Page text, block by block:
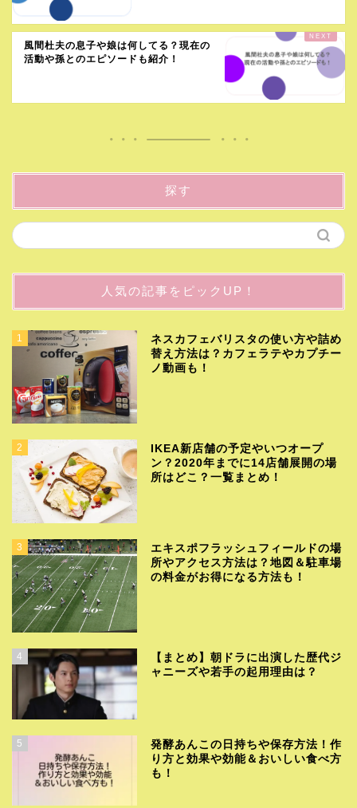
風間杜夫の息子や娘は何してる？現在の
活動や孫とのエピソードも紹介！
探す
人気の記事をピックUP！
1
ネスカフェバリスタの使い方や詰め
替え方法は？カフェラテやカプチー
ノ動画も！
2
IKEA新店舗の予定やいつオープ
ン？2020年までに14店舗展開の場
所はどこ？一覧まとめ！
3
エキスポフラッシュフィールドの場
所やアクセス方法は？地図＆駐車場
の料金がお得になる方法も！
4
【まとめ】朝ドラに出演した歴代ジ
ャニーズや若手の起用理由は？
5
発酵あんこの日持ちや保存方法！作
り方と効果や効能＆おいしい食べ方
も！